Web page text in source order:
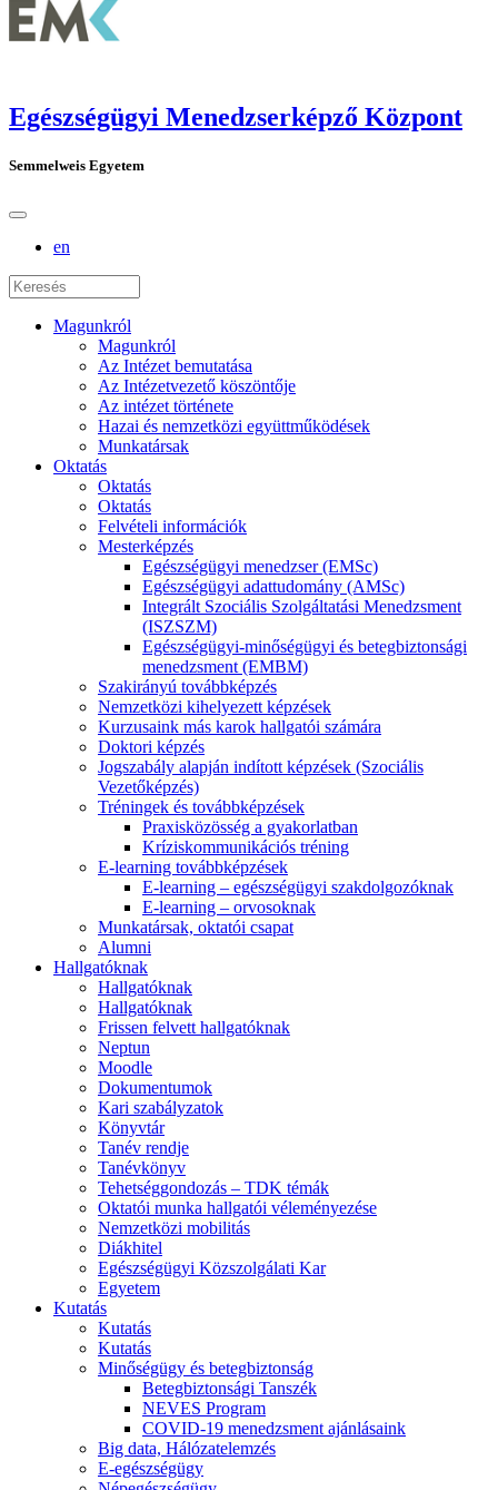
Egészségügyi Menedzserképző Központ
Semmelweis Egyetem
en
Magunkról
Magunkról
Az Intézet bemutatása
Az Intézetvezető köszöntője
Az intézet története
Hazai és nemzetközi együttműködések
Munkatársak
Oktatás
Oktatás
Oktatás
Felvételi információk
Mesterképzés
Egészségügyi menedzser (EMSc)
Egészségügyi adattudomány (AMSc)
Integrált Szociális Szolgáltatási Menedzsment
(ISZSZM)
Egészségügyi-minőségügyi és betegbiztonsági
menedzsment (EMBM)
Szakirányú továbbképzés
Nemzetközi kihelyezett képzések
Kurzusaink más karok hallgatói számára
Doktori képzés
Jogszabály alapján indított képzések (Szociális
Vezetőképzés)
Tréningek és továbbképzések
Praxisközösség a gyakorlatban
Kríziskommunikációs tréning
E-learning továbbképzések
E-learning – egészségügyi szakdolgozóknak
E-learning – orvosoknak
Munkatársak, oktatói csapat
Alumni
Hallgatóknak
Hallgatóknak
Hallgatóknak
Frissen felvett hallgatóknak
Neptun
Moodle
Dokumentumok
Kari szabályzatok
Könyvtár
Tanév rendje
Tanévkönyv
Tehetséggondozás – TDK témák
Oktatói munka hallgatói véleményezése
Nemzetközi mobilitás
Diákhitel
Egészségügyi Közszolgálati Kar
Egyetem
Kutatás
Kutatás
Kutatás
Minőségügy és betegbiztonság
Betegbiztonsági Tanszék
NEVES Program
COVID-19 menedzsment ajánlásaink
Big data, Hálózatelemzés
E-egészségügy